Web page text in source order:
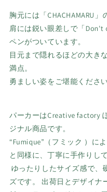
胸元には「CHACHAMARU」
肩には鋭い眼差しで「Don't
ペンがついています。
目元まで隠れるほどの大き
満点。
勇ましい姿をご堪能ください
パーカーはCreative factory
ジナル商品です。
“Fumique”（フミック ）に
と同様に、丁寧に手作りし
ゆったりしたサイズ感で、
ズです。 出荷日とデザイナ